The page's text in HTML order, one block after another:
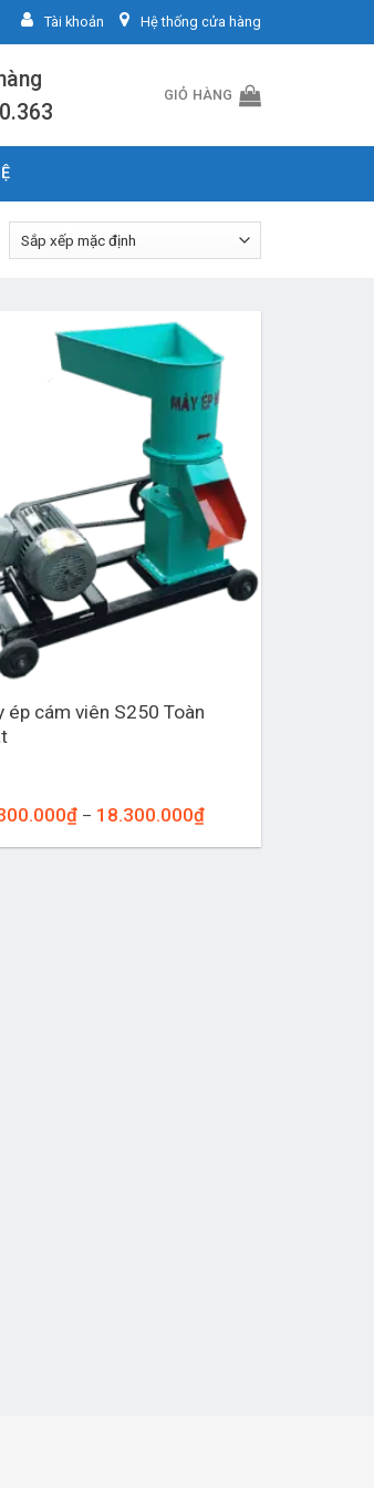
Tài khoản Hệ thống cửa hàng
GIỎ HÀNG
ép cám viên S250 Toàn
₫ – 18.300.000₫Khoảng
từ